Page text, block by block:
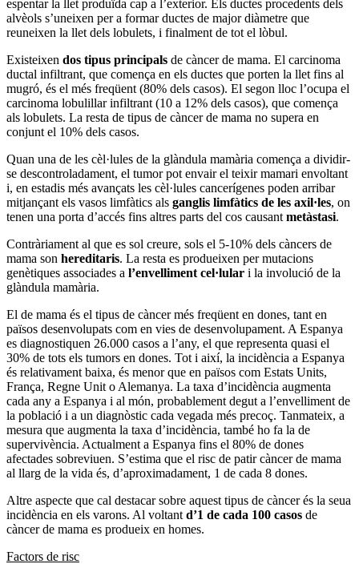
espentar la llet produïda cap a l’exterior. Els ductes procedents dels
alvèols s’uneixen per a formar ductes de major diàmetre que
reuneixen la llet dels lobulets, i finalment de tot el lòbul.
Existeixen dos tipus principals de càncer de mama. El carcinoma
ductal infiltrant, que comença en els ductes que porten la llet fins al
mugró, és el més freqüent (80% dels casos). El segon lloc l’ocupa el
carcinoma lobulillar infiltrant (10 a 12% dels casos), que comença
als lobulets. La resta de tipus de càncer de mama no supera en
conjunt el 10% dels casos.
Quan una de les cèl·lules de la glàndula mamària comença a dividir-
se descontroladament, el tumor pot envair el teixir mamari envoltant
i, en estadis més avançats les cèl·lules cancerígenes poden arribar
mitjançant els vasos limfàtics als ganglis limfàtics de les axil·les, on
tenen una porta d’accés fins altres parts del cos causant metàstasi.
Contràriament al que es sol creure, sols el 5-10% dels càncers de
mama son hereditaris. La resta es produeixen per mutacions
genètiques associades a l’envelliment cel·lular i la involució de la
glàndula mamària.
El de mama és el tipus de càncer més freqüent en dones, tant en
països desenvolupats com en vies de desenvolupament. A Espanya
es diagnostiquen 26.000 casos a l’any, el que representa quasi el
30% de tots els tumors en dones. Tot i així, la incidència a Espanya
és relativament baixa, és menor que en països com Estats Units,
França, Regne Unit o Alemanya. La taxa d’incidència augmenta
cada any a Espanya i al món, probablement degut a l’envelliment de
la població i a un diagnòstic cada vegada més precoç. Tanmateix, a
mesura que augmenta la taxa d’incidència, també ho fa la de
supervivència. Actualment a Espanya fins el 80% de dones
afectades sobreviuen. S’estima que el risc de patir càncer de mama
al llarg de la vida és, d’aproximadament, 1 de cada 8 dones.
Altre aspecte que cal destacar sobre aquest tipus de càncer és la seua
incidència en els varons. Al voltant d’1 de cada 100 casos de
càncer de mama es produeix en homes.
Factors de risc